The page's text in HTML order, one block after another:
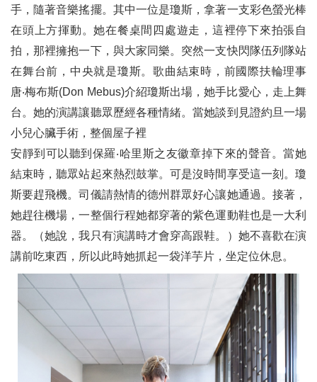
手，隨著音樂搖擺。其中一位是瓊斯，拿著一支彩色螢光棒
在頭上方揮動。她在餐桌間四處遊走，這裡停下來拍張自
拍，那裡擁抱一下，與大家同樂。突然一支快閃隊伍列隊站
在舞台前，中央就是瓊斯。歌曲結束時，前國際扶輪理事
唐‧梅布斯(Don Mebus)介紹瓊斯出場，她手比愛心，走上舞
台。她的演講讓聽眾歷經各種情緒。當她談到見證約旦一場
小兒心臟手術，整個屋子裡
安靜到可以聽到保羅‧哈里斯之友徽章掉下來的聲音。當她
結束時，聽眾站起來熱烈鼓掌。可是沒時間享受這一刻。瓊
斯要趕飛機。司儀請熱情的德州群眾好心讓她通過。接著，
她趕往機場，一整個行程她都穿著的紫色運動鞋也是一大利
器。（她說，我只有演講時才會穿高跟鞋。）她不喜歡在演
講前吃東西，所以此時她抓起一袋洋芋片，坐定位休息。